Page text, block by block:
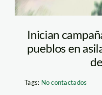
Inician
pueblos en
Tags: No contactados